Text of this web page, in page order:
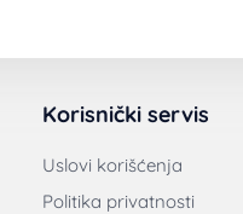
Korisnički servis
Uslovi korišćenja
Politika privatnosti